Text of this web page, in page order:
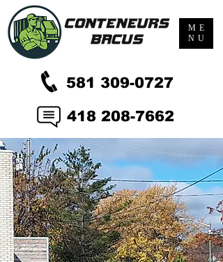
ME
NU
581 309-0727
418 208-7662